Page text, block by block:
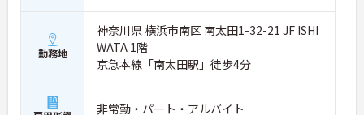
勤務地
神奈川県 横浜市南区 南太田1-32-21 JF ISHI
WATA 1階
京急本線「南太田駅」徒歩4分
非常勤・パート・アルバイト